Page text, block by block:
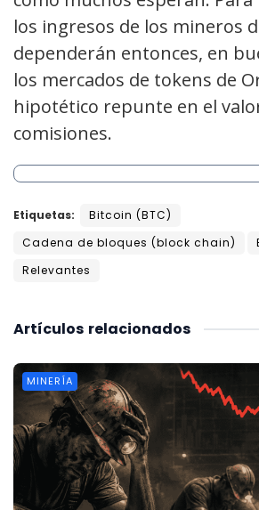
los ingresos de los mineros
dependerán entonces, en
los mercados de tokens de
hipotético repunte en el
comisiones.
Etiquetas:
Bitcoin (BTC)
Cadena de bloques (block chain)
Relevantes
relacionados
Artículos
MINERÍA